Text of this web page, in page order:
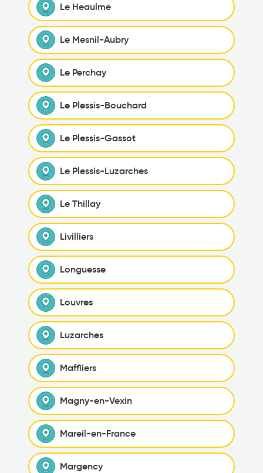
Le Heaulme
Le Mesnil-Aubry
Le Perchay
Le Plessis-Bouchard
Le Plessis-Gassot
Le Plessis-Luzarches
Le Thillay
Livilliers
Longuesse
Louvres
Luzarches
Maffliers
Magny-en-Vexin
Mareil-en-France
Margency